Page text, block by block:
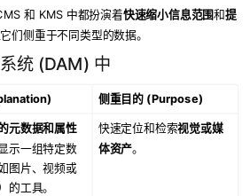
和 KMS 中都扮演着快速缩小信息范围和提
们侧重于不同类型的数据。
统 (DAM) 中
侧重目的 (Purpose)
元数据和属性
示一组特定数
图片、视频或
的工具。
快速定位和检索视觉或媒
体资产。